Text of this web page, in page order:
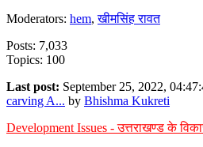
Moderators: hem,खीमसिंह रावत
Posts: 7,033
Topics: 100
Last post: September 25, 2022,
carving A... by Bhishma Kukreti
Development Issues - उत्तराखण्ड के